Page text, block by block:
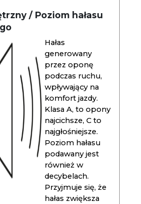
/ Poziom hałasu
Hałas
generowany
przez oponę
podczas ruchu,
wpływający na
komfort jazdy.
Klasa A, to opony
najcichsze, C to
najgłośniejsze.
Poziom hałasu
podawany jest
również w
decybelach.
Przyjmuje się, że
hałas zwiększa